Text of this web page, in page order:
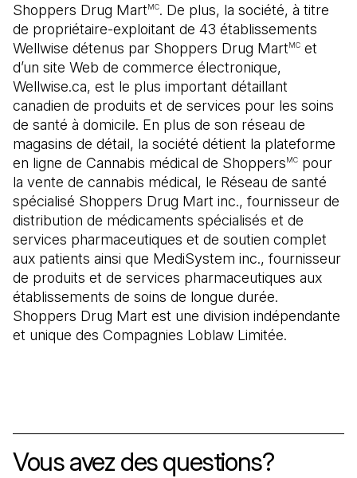
Shoppers Drug MartMC. De plus, la société, à titre
de propriétaire-exploitant de 43 établissements
Wellwise détenus par Shoppers Drug MartMC et
d’un site Web de commerce électronique,
Wellwise.ca, est le plus important détaillant
canadien de produits et de services pour les soins
de santé à domicile. En plus de son réseau de
magasins de détail, la société détient la plateforme
en ligne de Cannabis médical de ShoppersMC pour
la vente de cannabis médical, le Réseau de santé
spécialisé Shoppers Drug Mart inc., fournisseur de
distribution de médicaments spécialisés et de
services pharmaceutiques et de soutien complet
aux patients ainsi que MediSystem inc., fournisseur
de produits et de services pharmaceutiques aux
établissements de soins de longue durée.
Shoppers Drug Mart est une division indépendante
et unique des Compagnies Loblaw Limitée.
Vous avez des questions?